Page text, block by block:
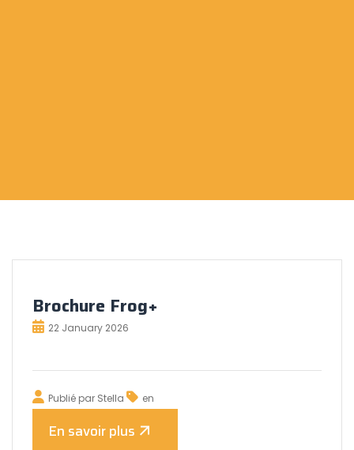
Brochure Frog+
22 January 2026
Publié par Stella en
En savoir plus